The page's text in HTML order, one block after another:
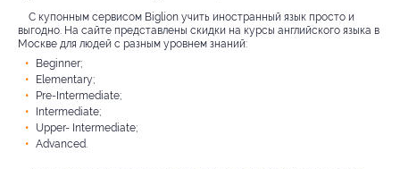
С купонным сервисом Biglion учить иностранный язык просто и
выгодно. На сайте представлены скидки на курсы английского языка в
Москве для людей с разным уровнем знаний:
Beginner;
Elementary;
Pre-Intermediate;
Intermediate;
Upper- Intermediate;
Advanced.